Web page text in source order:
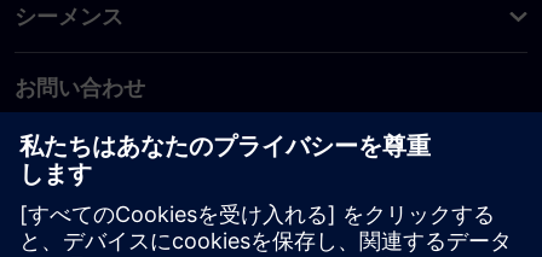
シーメンス
お問い合わせ
PLM製品のお問い合わせ
EDA製品のお問い合わせ
世界各地の事業拠点